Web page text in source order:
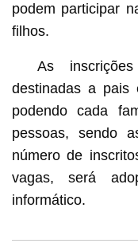
podem participar
filhos.
As
destinadas a pais
podendo cada
pessoas, sendo
número de
vagas, será
informático.